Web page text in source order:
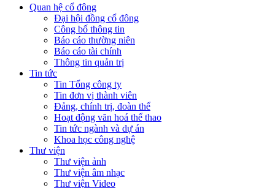
Quan hệ cổ đông
Đại hội đồng cổ đông
Công bố thông tin
Báo cáo thường niên
Báo cáo tài chính
Thông tin quản trị
Tin tức
Tin Tổng công ty
Tin đơn vị thành viên
Đảng, chính trị, đoàn thể
Hoạt động văn hoá thể thao
Tin tức ngành và dự án
Khoa học công nghệ
Thư viện
Thư viện ảnh
Thư viện âm nhạc
Thư viện Video